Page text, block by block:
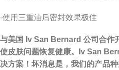
-使用三重油后密封效果极佳
与美国 Iv San Bernard 公司合作
使皮肤问题恢复健康。Iv San
决方案！坏消息是，我们的产品